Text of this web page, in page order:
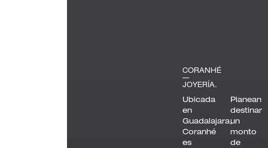
CORANHÉ
—
JOYERÍA.
Ubicada
en
Guadalajara,
Coranhé
es
Planean
destinar
un
monto
de